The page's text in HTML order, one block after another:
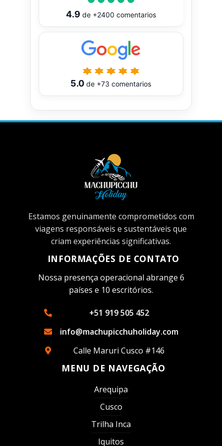
4.9 de +2400 comentarios
5.0 de +73 comentarios
Estamos genuinamente comprometidos com
viagens responsáveis ​​e sustentáveis ​​que
criam experiências significativas.
INFORMAÇÕES DE CONTATO
Nossa presença operacional abrange 6
países e 10 escritórios.
+51 919 505 452
info@machupicchuholiday.com
Calle Maruri Cusco #146
MENU DE NAVEGAÇÃO
Arequipa
Cusco
Trilha Inca
Iquitos